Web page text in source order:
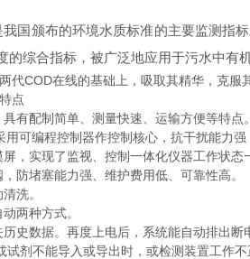
颁布的环境水质标准的主要监测指标
的综合指标，被广泛地应用于污水中有
COD在线的基础上，吸取其精华，克服
点
配制简单、测量快速、运输方便等特点。
编程控制器作控制核心，抗干扰能力强
实现了监视、控制一体化仪器工作状态
堵塞能力强、维护费用低、可靠性高。
洗。
两种方式。
数据。再度上电后，系统能自动排出断
不能导入或导出时，或检测装置工作不